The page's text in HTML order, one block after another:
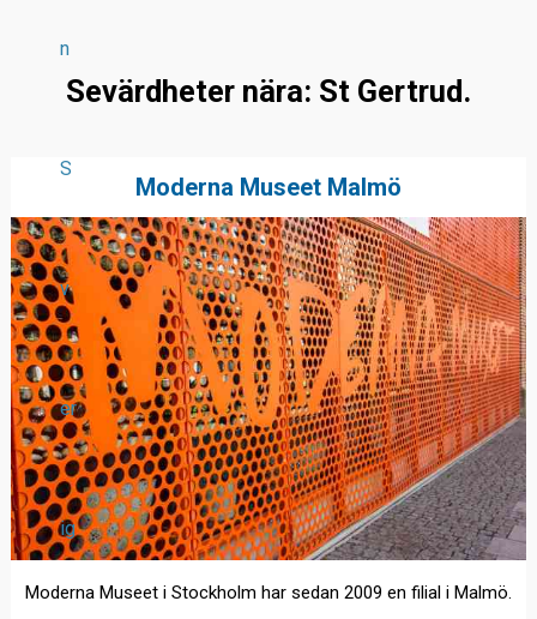
n
S
v
er
ig
Sevärdheter nära: St Gertrud.
Moderna Museet Malmö
Moderna Museet i Stockholm har sedan 2009 en filial i Malmö.